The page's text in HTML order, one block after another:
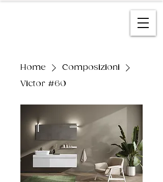
Home
Composizioni
Victor #60